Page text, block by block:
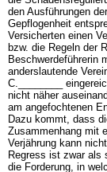
den Ausführungen
Gepflogenheit
Versicherten einen
bzw. die Regeln der
Beschwerdeführerin
anderslautende
C.________
nicht näher
am angefochtenen
Dazu kommt, dass
Zusammenhang mit
Verjährung kann
Regress ist zwar als
die Forderung, in